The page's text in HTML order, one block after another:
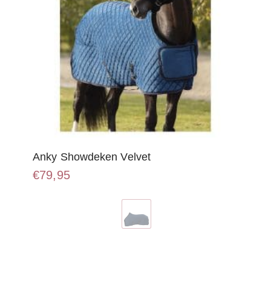
Anky Showdeken Velvet
€79,95